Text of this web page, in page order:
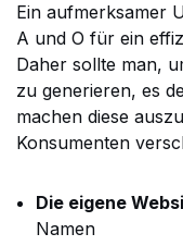
Ein aufmerksamer
A und O für ein
Daher sollte man,
zu generieren, es
machen diese
Konsumenten
Die eigene
Namen